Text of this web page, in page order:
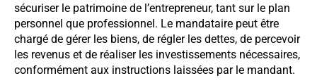
sécuriser le patrimoine de l’entrepreneur, tant sur le plan
personnel que professionnel. Le mandataire peut être
chargé de gérer les biens, de régler les dettes, de percevoir
les revenus et de réaliser les investissements nécessaires,
conformément aux instructions laissées par le mandant.